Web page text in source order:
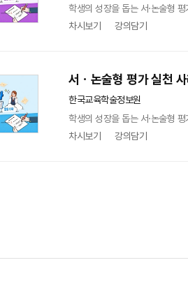
학생의 성장을 돕는 서·논술형
차시보기
강의담기
서ㆍ논술형 평가 실천
한국교육학술정보원
학생의 성장을 돕는 서·논술형
차시보기
강의담기